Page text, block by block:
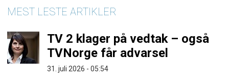
MEST LESTE ARTIKLER
TV 2 klager på vedtak – også
TVNorge får advarsel
31. juli 2026 - 05:54